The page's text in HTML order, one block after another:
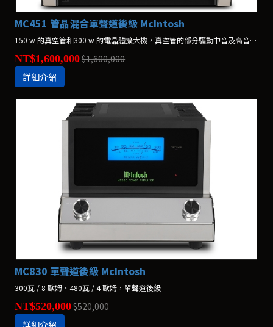
MC451 管晶混合單聲道後級 McIntosh
150 w 的真空管和300 w 的電晶體擴大機，真空管的部分驅動中音及高音喇叭，電晶體的部分則驅動低音喇叭。單位:2台1組
NT$1,600,000$1,600,000
詳細介紹
MC830 單聲道後級 McIntosh
300瓦 / 8 歐姆、480瓦 / 4 歐姆，單聲道後級
NT$520,000$520,000
詳細介紹